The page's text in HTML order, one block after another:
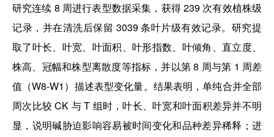
研究连续 8 周进行表型数据采集，获得 239 次有效植株级
记录，并在清洗后保留 3039 条叶片级有效记录。研究提
取了叶长、叶宽、叶面积、叶形指数、叶倾角、直立度、
株高、冠幅和株型离散度等指标，并以第 8 周与第 1 周差
值（W8-W1）描述表型变化量。结果表明，单纯合并全部
周次比较 CK 与 T 组时，叶长、叶宽和叶面积差异并不明
显，说明碱胁迫影响容易被时间变化和品种差异稀释；进